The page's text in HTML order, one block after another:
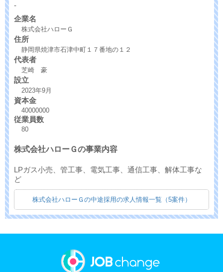
-
企業名
株式会社ハローＧ
住所
静岡県焼津市石津中町１７番地の１２
代表者
芝崎 豪
設立
2023年9月
資本金
40000000
従業員数
80
株式会社ハローＧの事業内容
LPガス小売、管工事、電気工事、通信工事、解体工事な
ど
株式会社ハローＧの中途採用の求人情報一覧（5案件）